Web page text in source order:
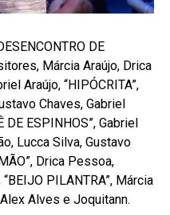
DE
Márcia Araújo, Drica
Araújo, “HIPÓCRITA”,
Chaves, Gabriel
DE ESPINHOS”, Gabriel
Lucca Silva, Gustavo
Drica Pessoa,
PILANTRA”, Márcia
Alves e Joquitann.